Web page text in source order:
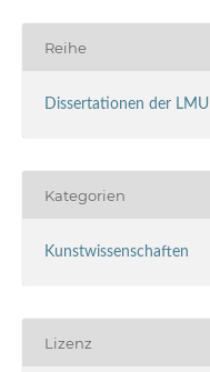
Reihe
Dissertationen der LMU
Kategorien
Kunstwissenschaften
Lizenz